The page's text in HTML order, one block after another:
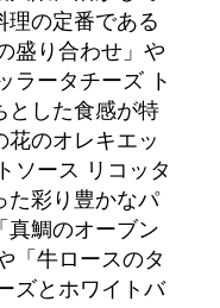
理の定番である
盛り合わせ」や
ラータチーズ ト
とした食感が特
のオレキエッ
ソース リコッタ
た彩り豊かなパ
真鯛のオーブン
「牛ロースのタ
ズとホワイトバ